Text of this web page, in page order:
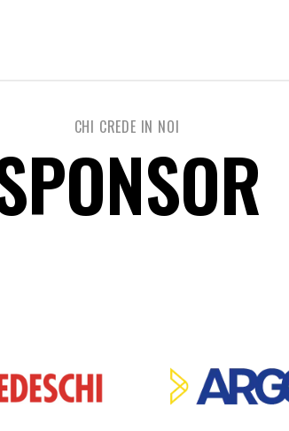
CHI CREDE IN NOI